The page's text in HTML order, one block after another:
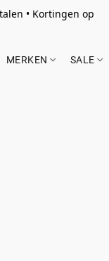
• Kortingen op
MERKEN SALE